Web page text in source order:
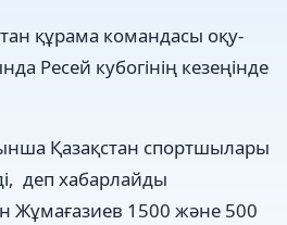
құрама командасы оқу-
Ресей кубогінің кезеңінде
Қазақстан спортшылары
деп хабарлайды
Жұмағазиев 1500 және 500